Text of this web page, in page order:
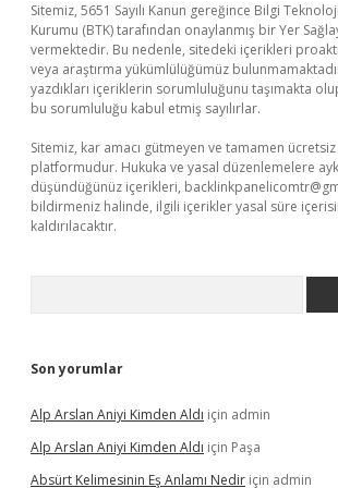
Sitemiz, 5651 Sayılı Kanun gereğince Bilgi
Kurumu (BTK) tarafından onaylanmış bir Yer
vermektedir. Bu nedenle, sitedeki içerikleri
veya araştırma yükümlülüğümüz
yazdıkları içeriklerin sorumluluğunu taşımakta
bu sorumluluğu kabul etmiş sayılırlar.
Sitemiz, kar amacı gütmeyen ve tamamen
platformudur. Hukuka ve yasal düzenlemelere
düşündüğünüz içerikleri,
bildirmeniz halinde, ilgili içerikler yasal süre
kaldırılacaktır.
Son yorumlar
Alp Arslan Aniyi Kimden Aldı için admin
Alp Arslan Aniyi Kimden Aldı için Paşa
Absürt Kelimesinin Eş Anlamı Nedir için admin